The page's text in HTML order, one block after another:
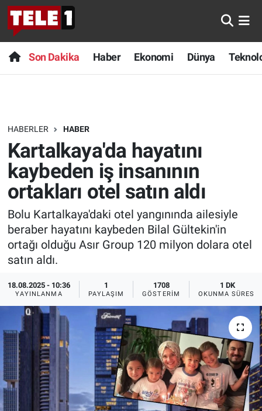
Son Dakika Haber Ekonomi Dünya
HABERLER HABER
Kartalkaya'da hayatını
kaybeden iş insanının
ortakları otel satın aldı
Bolu Kartalkaya'daki otel yangınında ailesiyle
beraber hayatını kaybeden Bilal Gültekin'in
ortağı olduğu Asır Group 120 milyon dolara otel
satın aldı.
18.08.2025 - 10:36
YAYINLANMA
1
PAYLAŞIM
1708
GÖSTERIM
1 DK
OKUNMA SÜRESI
Anında Manşet
Başka Sohbetler
Bilim turu
Bilim ve Teknoloji Evreni
Doğa Konuşuyor
Dünya
Ege Saati
Ege'den Esintiler
Eğitim
Eğlence
Ekonomi
Forum
Son Dakika
Haber
Dünya
Teknoloji
Sağlık
Spor
Yayın Akışı
İletişim
Nöbetçi Eczaneler
Hava Durumu
Trafik Durumu
Süper Lig Puan Durumu ve Fikstür
Tüm Manşetler
Son Dakika Haberleri
Haber Arşivi